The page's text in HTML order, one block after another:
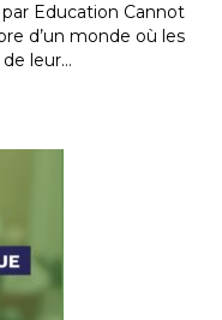
Education Cannot
d’un monde où les
leur…